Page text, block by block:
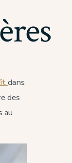
dans
des
au